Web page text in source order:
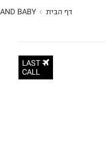
דף הבית BABY
LAST
CALL